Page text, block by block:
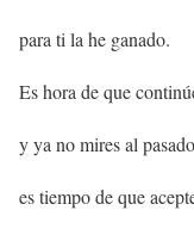
para ti la he ganado.
Es hora de que
y ya no mires al pasado
es tiempo de que